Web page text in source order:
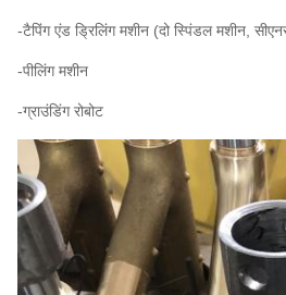
-टैपिंग एंड ड्रिलिंग मशीन (दो स्पिंडल मशीन,
-पीलिंग मशीन
-ग्राउंडिंग रोबोट